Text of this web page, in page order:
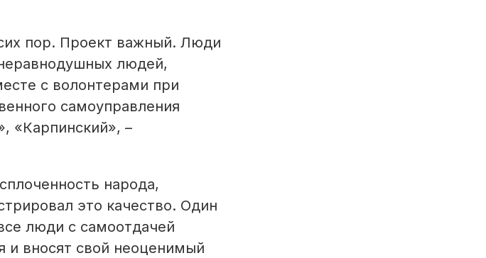
пор. Проект важный. Люди
людей,
с волонтерами при
самоуправления
«Карпинский», –
народа,
это качество. Один
люди с самоотдачей
и вносят свой неоценимый